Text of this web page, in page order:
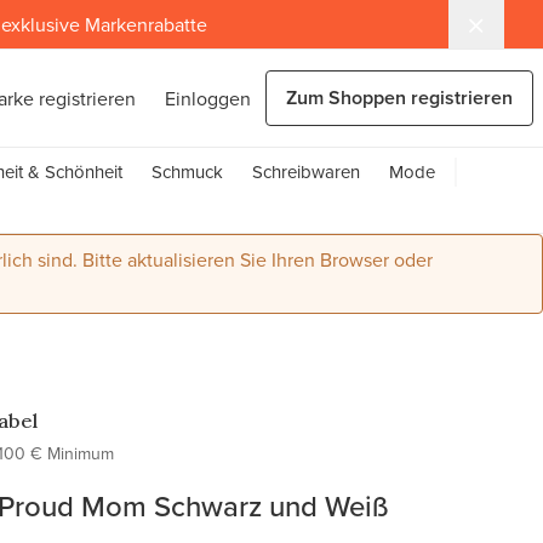
Markenrabatte
registrieren Einloggen Zum Shoppen registrieren
& Schönheit Schmuck Schreibwaren Mode
sind. Bitte aktualisieren Sie Ihren Browser oder
€ Minimum
Mom Schwarz und Weiß